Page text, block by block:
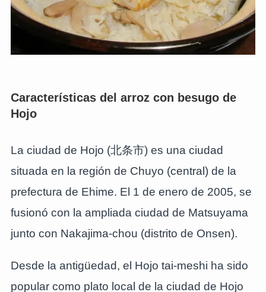
Características del arroz con besugo de
Hojo
La ciudad de Hojo (北条市) es una ciudad
situada en la región de Chuyo (central) de la
prefectura de Ehime. El 1 de enero de 2005, se
fusionó con la ampliada ciudad de Matsuyama
junto con Nakajima-chou (distrito de Onsen).
Desde la antigüedad, el Hojo tai-meshi ha sido
popular como plato local de la ciudad de Hojo